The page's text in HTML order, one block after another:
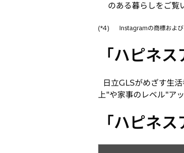
のある暮らしをご覧
(*4) Instagramの商標および
「ハピネ
日立GLSがめざす生
上"や家事のレベル"ア
「ハピネ